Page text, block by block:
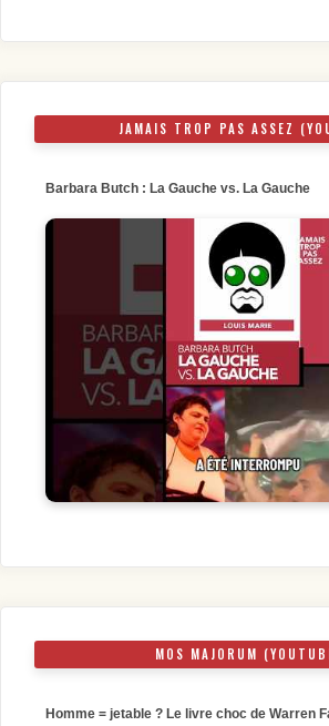
JAMAIS TROP PAS ASSEZ
Barbara Butch : La Gauche vs. La Gauche
MOS MAJORUM
Homme = jetable ? Le livre choc de Warren